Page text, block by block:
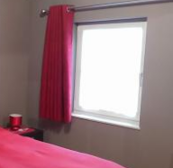
Informatie
Huur:
600 €
Kosten:
Duur:
10 maanden, 5-6
per maand,
wekelijks, dagelijks
Domiciliëring:
Nee
Inrichting